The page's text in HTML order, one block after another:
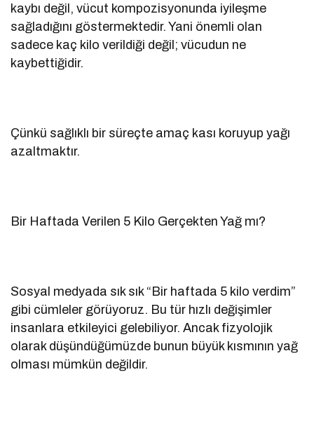
kaybı değil, vücut kompozisyonunda iyileşme
sağladığını göstermektedir. Yani önemli olan
sadece kaç kilo verildiği değil; vücudun ne
kaybettiğidir.
Çünkü sağlıklı bir süreçte amaç kası koruyup yağı
azaltmaktır.
Bir Haftada Verilen 5 Kilo Gerçekten Yağ mı?
Sosyal medyada sık sık “Bir haftada 5 kilo verdim”
gibi cümleler görüyoruz. Bu tür hızlı değişimler
insanlara etkileyici gelebiliyor. Ancak fizyolojik
olarak düşündüğümüzde bunun büyük kısmının yağ
olması mümkün değildir.